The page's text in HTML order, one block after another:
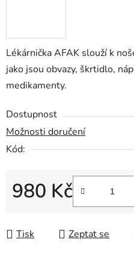
Lékárnička AFAK slouží k
jako jsou obvazy, škrtidlo,
medikamenty.
Dostupnost
Možnosti doručení
Kód:
980 Kč
Tisk Zeptat se